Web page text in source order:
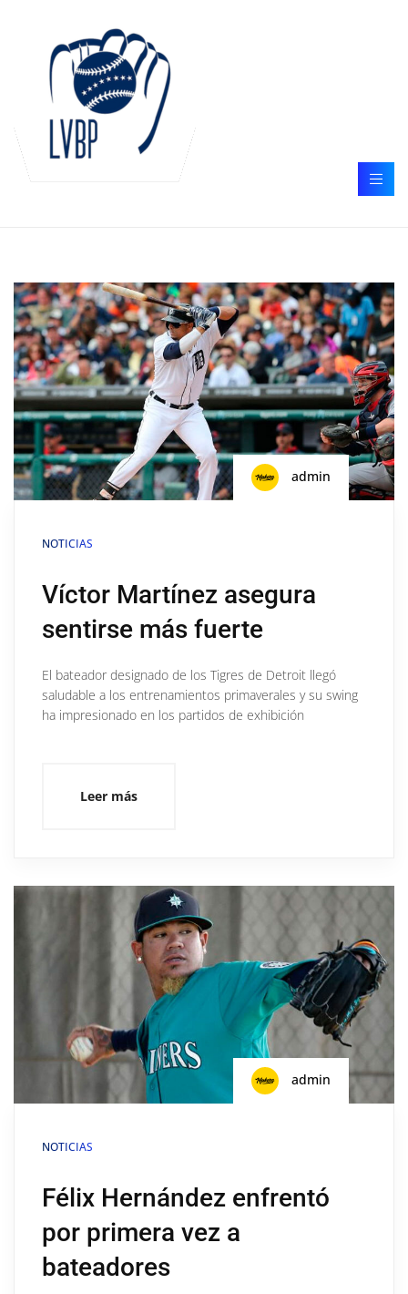
admin
NOTICIAS
Víctor Martínez asegura
sentirse más fuerte
El bateador designado de los Tigres de Detroit llegó
saludable a los entrenamientos primaverales y su swing
ha impresionado en los partidos de exhibición
Leer más
admin
NOTICIAS
Félix Hernández enfrentó
por primera vez a
bateadores